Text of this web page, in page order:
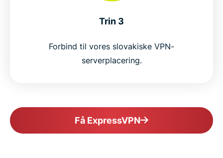
Trin 3
Forbind til vores slovakiske VPN-
serverplacering.
Få ExpressVPN